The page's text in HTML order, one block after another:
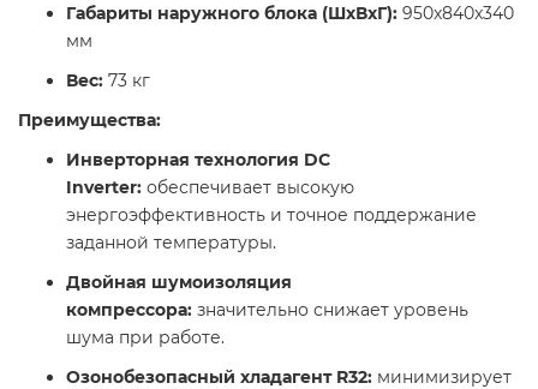
Габариты наружного блока (ШхВхГ): 950x840x340
мм​
Вес: 73 кг​
Преимущества:
Инверторная технология DC
Inverter: обеспечивает высокую
энергоэффективность и точное поддержание
заданной температуры.​
Двойная шумоизоляция
компрессора: значительно снижает уровень
шума при работе.​
Озонобезопасный хладагент R32: минимизирует